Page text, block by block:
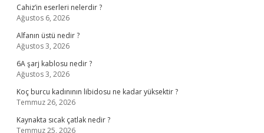
Cahiz’in eserleri nelerdir ?
Ağustos 6, 2026
Alfanın üstü nedir ?
Ağustos 3, 2026
6A şarj kablosu nedir ?
Ağustos 3, 2026
Koç burcu kadınının libidosu ne kadar yüksektir ?
Temmuz 26, 2026
Kaynakta sıcak çatlak nedir ?
Temmuz 25, 2026